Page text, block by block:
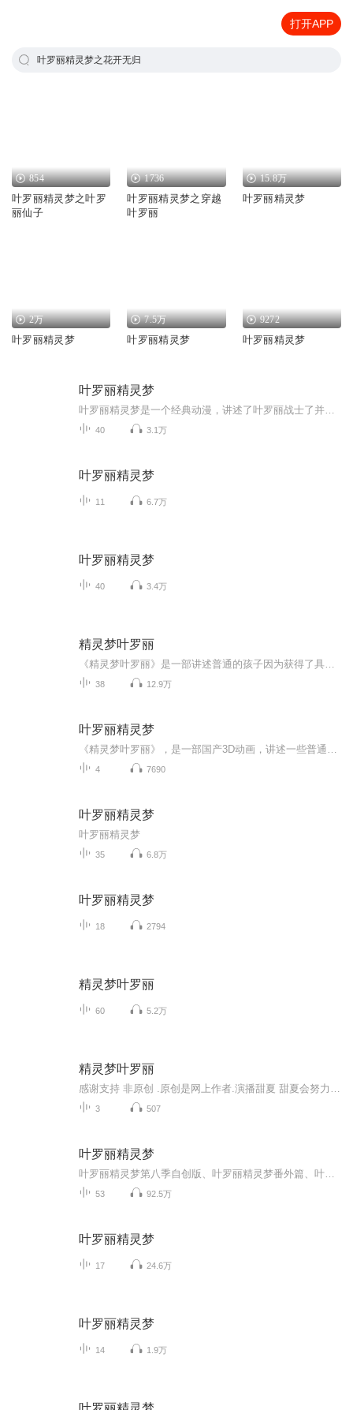
打开APP
叶罗丽精灵梦之花开无归
854
叶罗丽精灵梦之叶罗
丽仙子
1736
叶罗丽精灵梦之穿越
叶罗丽
15.8万
叶罗丽精灵梦
2万
叶罗丽精灵梦
7.5万
叶罗丽精灵梦
9272
叶罗丽精灵梦
叶罗丽精灵梦
40 3.1万
叶罗丽精灵梦
11 6.7万
叶罗丽精灵梦
40 3.4万
精灵梦叶罗丽
38 12.9万
叶罗丽精灵梦
4 7690
叶罗丽精灵梦
叶罗丽精灵梦
35 6.8万
叶罗丽精灵梦
18 2794
精灵梦叶罗丽
60 5.2万
精灵梦叶罗丽
3 507
叶罗丽精灵梦
53 92.5万
叶罗丽精灵梦
17 24.6万
叶罗丽精灵梦
14 1.9万